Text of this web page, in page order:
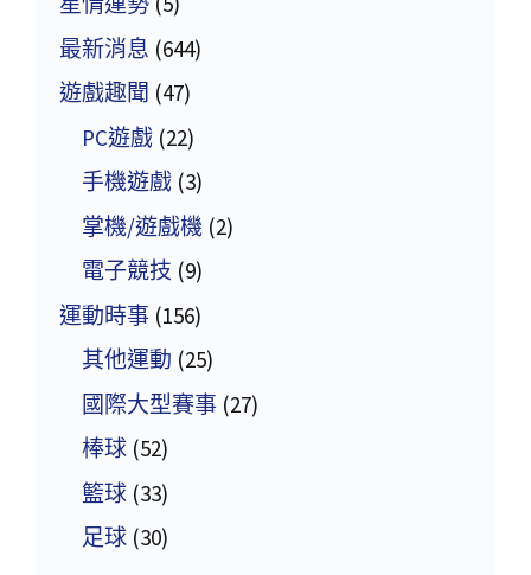
最新消息 (644)
遊戲趣聞 (47)
PC遊戲 (22)
手機遊戲 (3)
掌機/遊戲機 (2)
電子競技 (9)
運動時事 (156)
其他運動 (25)
國際大型賽事 (27)
棒球 (52)
籃球 (33)
足球 (30)